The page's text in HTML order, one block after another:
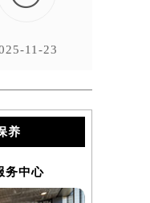
11-23
养
务中心